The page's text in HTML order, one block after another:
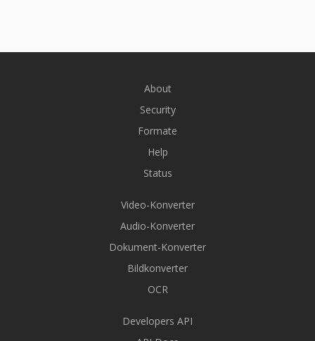
About
Security
Formate
Help
Status
Video-Konverter
Audio-Konverter
Dokument-Konverter
Bildkonverter
OCR
Developers API